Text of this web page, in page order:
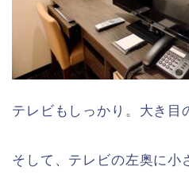
テレビもしっかり。大き目
そして、テレビの左奥に小